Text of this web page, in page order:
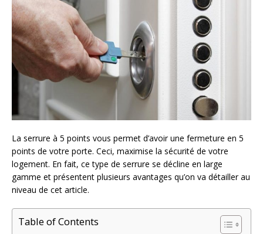
La serrure à 5 points vous permet d’avoir une fermeture en 5
points de votre porte. Ceci, maximise la sécurité de votre
logement. En fait, ce type de serrure se décline en large
gamme et présentent plusieurs avantages qu’on va détailler au
niveau de cet article.
Table of Contents